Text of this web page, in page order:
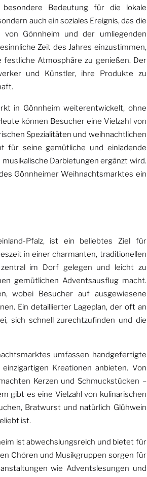
Bedeutung für die lokale
auch ein soziales Ereignis, das die
von Gönnheim und der umliegenden
Zeit des Jahres einzustimmen,
Atmosphäre zu genießen. Der
und Künstler, ihre Produkte zu
in Gönnheim weiterentwickelt, ohne
können Besucher eine Vielzahl von
Spezialitäten und weihnachtlichen
für seine gemütliche und einladende
Darbietungen ergänzt wird.
Gönnheimer Weihnachtsmarktes ein
Pfalz, ist ein beliebtes Ziel für
in einer charmanten, traditionellen
im Dorf gelegen und leicht zu
gemütlichen Adventsausflug macht.
wobei Besucher auf ausgewiesene
Ein detaillierter Lageplan, der oft an
sich schnell zurechtzufinden und die
umfassen handgefertigte
Kreationen anbieten. Von
Kerzen und Schmuckstücken –
gibt es eine Vielzahl von kulinarischen
Bratwurst und natürlich Glühwein
ist.
ist abwechslungsreich und bietet für
Chören und Musikgruppen sorgen für
wie Adventslesungen und